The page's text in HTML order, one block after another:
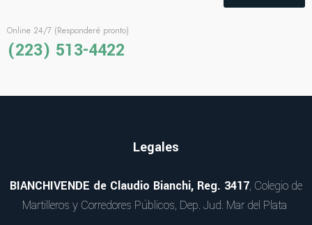
Online 24/7 (Responderé pronto)
(223) 513-4422
Legales
BIANCHIVENDE de Claudio Bianchi, Reg. 3417, Colegio de
Martilleros y Corredores Públicos, Dep. Jud. Mar del Plata